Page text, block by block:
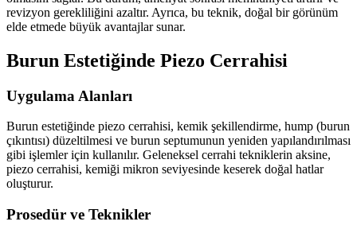
revizyon gerekliliğini azaltır. Ayrıca, bu teknik, doğal bir görünüm
elde etmede büyük avantajlar sunar.
Burun Estetiğinde Piezo Cerrahisi
Uygulama Alanları
Burun estetiğinde piezo cerrahisi, kemik şekillendirme, hump (burun
çıkıntısı) düzeltilmesi ve burun septumunun yeniden yapılandırılması
gibi işlemler için kullanılır. Geleneksel cerrahi tekniklerin aksine,
piezo cerrahisi, kemiği mikron seviyesinde keserek doğal hatlar
oluşturur.
Prosedür ve Teknikler